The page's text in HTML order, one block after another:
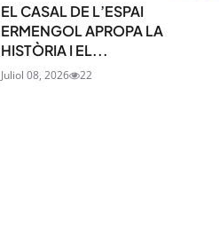
EL CASAL DE L’ESPAI
ERMENGOL APROPA LA
HISTÒRIA I EL...
Juliol 08, 2026 22